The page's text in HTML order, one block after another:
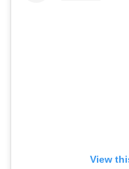
View